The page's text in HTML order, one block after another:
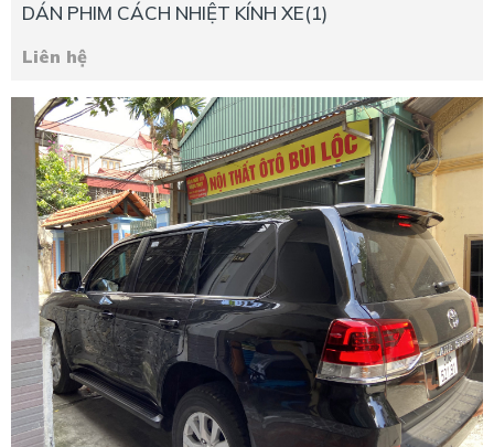
DÁN PHIM CÁCH NHIỆT KÍNH XE(1)
Liên hệ